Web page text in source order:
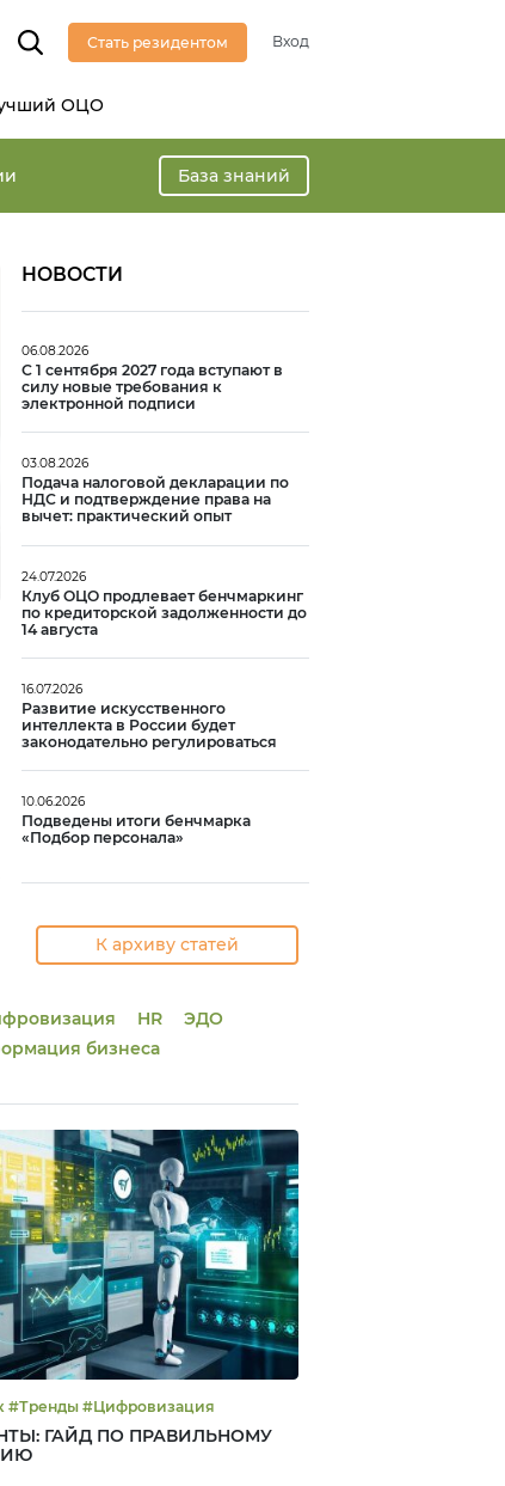
Стать резидентом Вход
ОЦО
База знаний
К архиву статей
HR
ЭДО
бизнеса
#Бенчмарк #Тренды #Цифровизация
ГАЙД ПО ПРАВИЛЬНОМУ
НОВОСТИ
06.08.2026
С 1 сентября 2027 года вступают в
силу новые требования к
электронной подписи
03.08.2026
Подача налоговой декларации по
НДС и подтверждение права на
вычет: практический опыт
24.07.2026
Клуб ОЦО продлевает бенчмаркинг
по кредиторской задолженности до
14 августа
16.07.2026
Развитие искусственного
интеллекта в России будет
законодательно регулироваться
10.06.2026
Подведены итоги бенчмарка
«Подбор персонала»